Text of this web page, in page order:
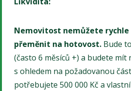
Nemovitost nemůžete rychle
přeměnit na hotovost. Bude
(často 6 měsíců +) a budete mít
s ohledem na požadovanou
potřebujete 500 000 Kč a